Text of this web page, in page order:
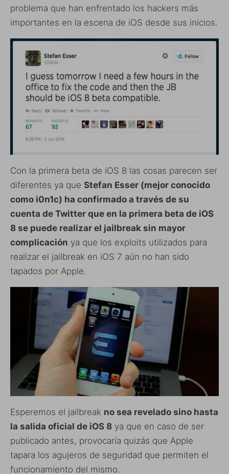
problema que han enfrentado los hackers más
importantes en la escena de iOS desde sus inicios.
Con la primera beta de iOS 8 las cosas parecen ser
diferentes ya que Stefan Esser (mejor conocido
como i0n1c) ha confirmado a través de su
cuenta de Twitter que en la primera beta de iOS
8 se puede realizar el jailbreak sin mayor
complicación ya que los exploits utilizados para
realizar el jailbreak en iOS 7 aún no han sido
tapados por Apple.
Esperemos el jailbreak no sea revelado sino hasta
la salida oficial de iOS 8 ya que en caso de ser
publicado antes, provocaría quizás que Apple
tapara los agujeros de seguridad que permiten el
funcionamiento del mismo.